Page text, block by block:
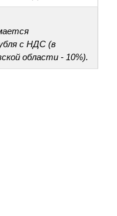
с НДС (в
области - 10%).